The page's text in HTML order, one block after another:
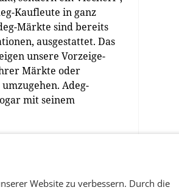
Kaufleute in ganz
Märkte sind bereits
ausgestattet. Das
unsere Vorzeige-
Märkte oder
Adeg-
mit seinem
Website zu verbessern. Durch die